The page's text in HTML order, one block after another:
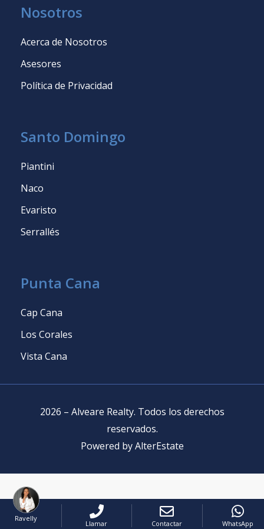
Ravelly
Llamar Contactar WhatsApp
Nosotros
Acerca de Nosotros
Asesores
Política de Privacidad
Santo Domingo
Piantini
Naco
Evaristo
Serrallés
Punta Cana
Cap Cana
Los Corales
Vista Cana
2026 – Alveare Realty. Todos los derechos
reservados.
Powered by AlterEstate